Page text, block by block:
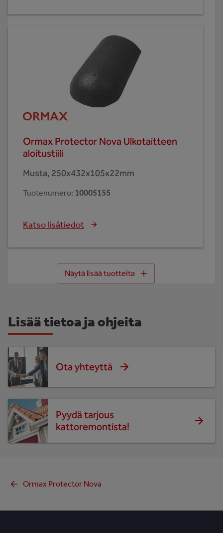
Ormax Protector Nova Ulkotaitteen
aloitustiili
Musta, 250x432x105x22mm
Tuotenumero: 10005155
Katso lisätiedot
Näytä lisää tuotteita
Lisää tietoa ja ohjeita
Ota yhteyttä
Pyydä tarjous
kattoremontista!
Ormax Protector Nova